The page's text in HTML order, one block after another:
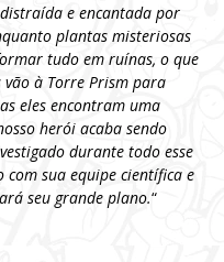
e encantada por
plantas misteriosas
tudo em ruínas, o que
vão à Torre Prism para
eles encontram uma
herói acaba sendo
durante todo esse
com sua equipe científica e
seu grande plano.“